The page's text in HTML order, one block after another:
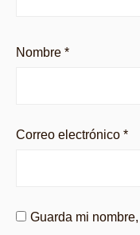
Nombre *
Correo electrónico *
Guarda mi